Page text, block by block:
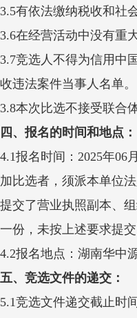
3.5有依法缴纳税收和社
3.6在经营活动中没有重
3.7竞选人不得为信用中
收违法案件当事人名单。
3.8本次比选不接受联合
四、 报名的时间和地点 ：
4.1报名时间： 2025年06月
加比选者，须派本单位
提交了营业执照副本、
一份，未按上述要求提交
4.2报名地点： 湖南华中
五、 竞选文件的递交 ：
5.1竞选文件递交截止时